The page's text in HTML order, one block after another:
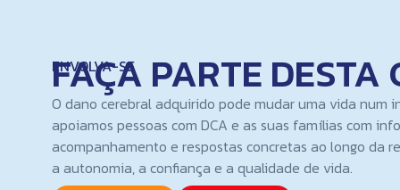
ENVOLVA-SE
FAÇA PARTE DESTA
O dano cerebral adquirido pode mudar uma vida num
apoiamos pessoas com DCA e as suas famílias com
acompanhamento e respostas concretas ao longo da
a autonomia, a confiança e a qualidade de vida.